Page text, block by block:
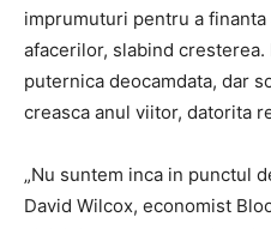
imprumuturi pentru a
afacerilor, slabind cresterea.
puternica deocamdata, dar
creasca anul viitor, datorita
„Nu suntem inca in punctul
David Wilcox, economist